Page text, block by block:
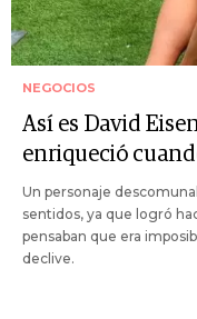
NEGOCIOS
Así es David
enriqueció
Un personaje
sentidos, ya que logró
pensaban que era
declive.